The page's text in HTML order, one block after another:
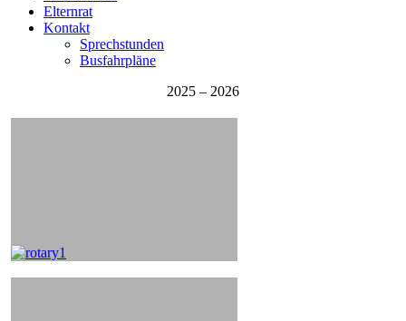
Elternrat
Kontakt
Sprechstunden
Busfahrpläne
2025 – 2026